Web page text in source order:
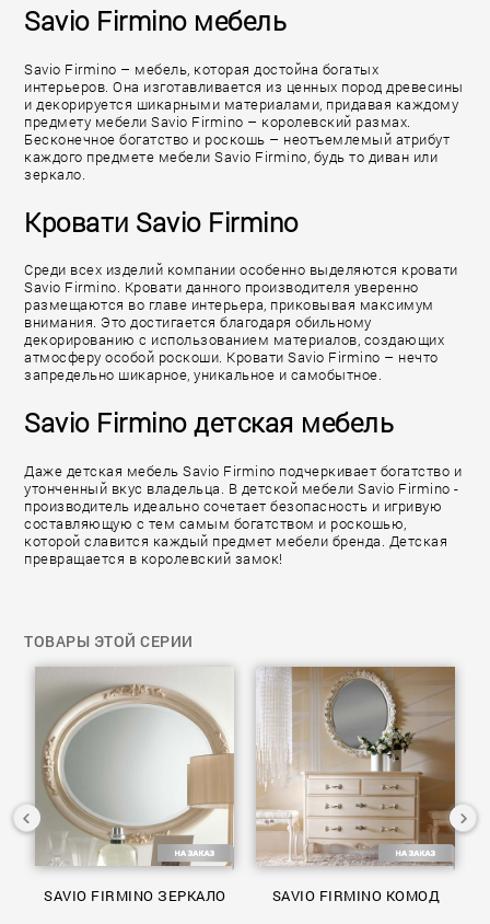
Savio Firmino мебель
Savio Firmino – мебель, которая достойна богатых
интерьеров. Она изготавливается из ценных пород древесины
и декорируется шикарными материалами, придавая каждому
предмету мебели Savio Firmino – королевский размах.
Бесконечное богатство и роскошь – неотъемлемый атрибут
каждого предмете мебели Savio Firmino, будь то диван или
зеркало.
Кровати Savio Firmino
Среди всех изделий компании особенно выделяются кровати
Savio Firmino. Кровати данного производителя уверенно
размещаются во главе интерьера, приковывая максимум
внимания. Это достигается благодаря обильному
декорированию с использованием материалов, создающих
атмосферу особой роскоши. Кровати Savio Firmino – нечто
запредельно шикарное, уникальное и самобытное.
Savio Firmino детская мебель
Даже детская мебель Savio Firmino подчеркивает богатство и
утонченный вкус владельца. В детской мебели Savio Firmino -
производитель идеально сочетает безопасность и игривую
составляющую с тем самым богатством и роскошью,
которой славится каждый предмет мебели бренда. Детская
превращается в королевский замок!
ТОВАРЫ ЭТОЙ СЕРИИ
SAVIO FIRMINO ЗЕРКАЛО SAVIO FIRMINO КОМОД